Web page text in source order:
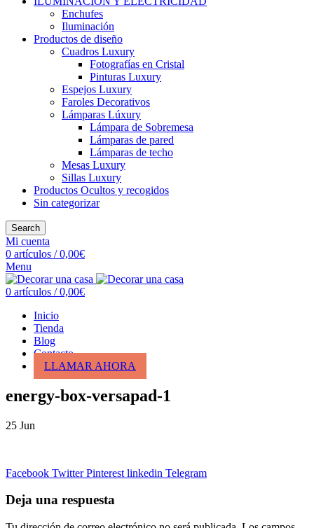
Enchufes
Iluminación
Productos de diseño
Cuadros Luxury
Fotografías en Cristal
Pinturas Luxury
Espejos Luxury
Faroles Decorativos
Lámparas Lúxury
Lámpara de Sobremesa
Lámparas de pared
Lámparas de techo
Mesas Luxury
Sillas Luxury
Productos Ocultos y recogidos
Sin categorizar
Search
Mi cuenta
0 artículos / 0,00€
Menu
0 artículos / 0,00€
Inicio
Tienda
Blog
Contacto
LLAMAR AHORA
energy-box-versapad-1
25 Jun
Facebook Twitter Pinterest linkedin Telegram
Deja una respuesta